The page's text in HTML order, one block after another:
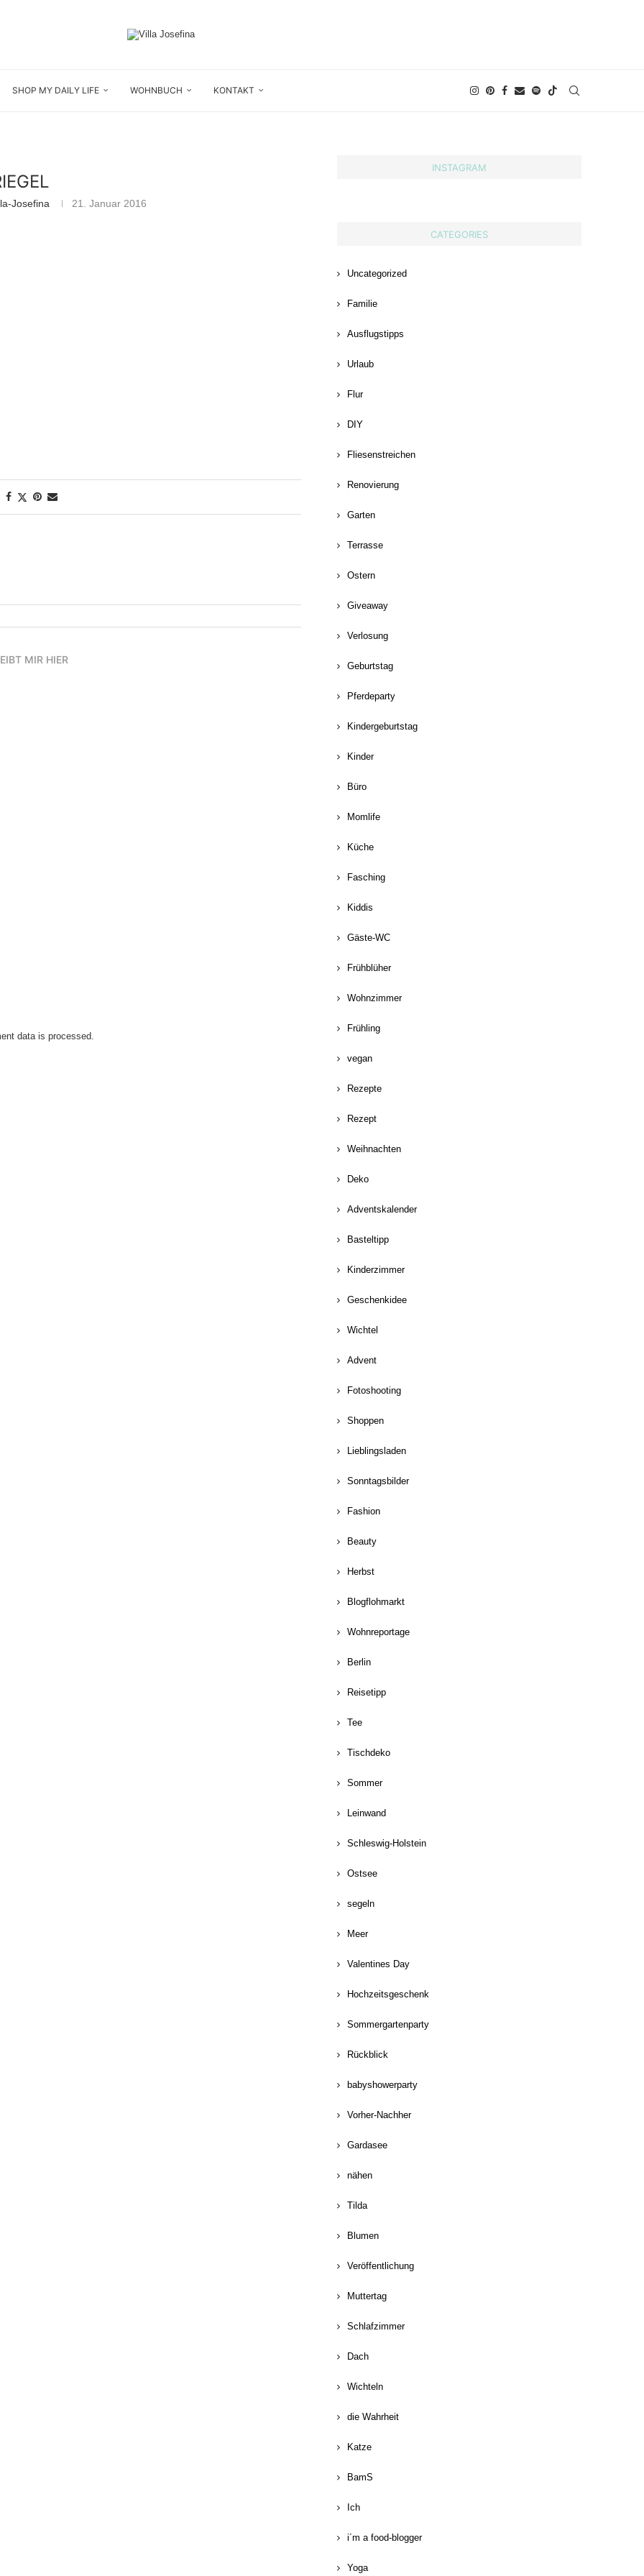
SHOP MY DAILY LIFE WOHNBUCH KONTAKT
Josefina 21. Januar 2016
MIR HIER
data is processed.
INSTAGRAM
CATEGORIES
Uncategorized
Familie
Ausflugstipps
Urlaub
Flur
DIY
Fliesenstreichen
Renovierung
Garten
Terrasse
Ostern
Giveaway
Verlosung
Geburtstag
Pferdeparty
Kindergeburtstag
Kinder
Büro
Momlife
Küche
Fasching
Kiddis
Gäste-WC
Frühblüher
Wohnzimmer
Frühling
vegan
Rezepte
Rezept
Weihnachten
Deko
Adventskalender
Basteltipp
Kinderzimmer
Geschenkidee
Wichtel
Advent
Fotoshooting
Shoppen
Lieblingsladen
Sonntagsbilder
Fashion
Beauty
Herbst
Blogflohmarkt
Wohnreportage
Berlin
Reisetipp
Tee
Tischdeko
Sommer
Leinwand
Schleswig-Holstein
Ostsee
segeln
Meer
Valentines Day
Hochzeitsgeschenk
Sommergartenparty
Rückblick
babyshowerparty
Vorher-Nachher
Gardasee
nähen
Tilda
Blumen
Veröffentlichung
Muttertag
Schlafzimmer
Dach
Wichteln
die Wahrheit
Katze
BamS
Ich
i´m a food-blogger
Yoga